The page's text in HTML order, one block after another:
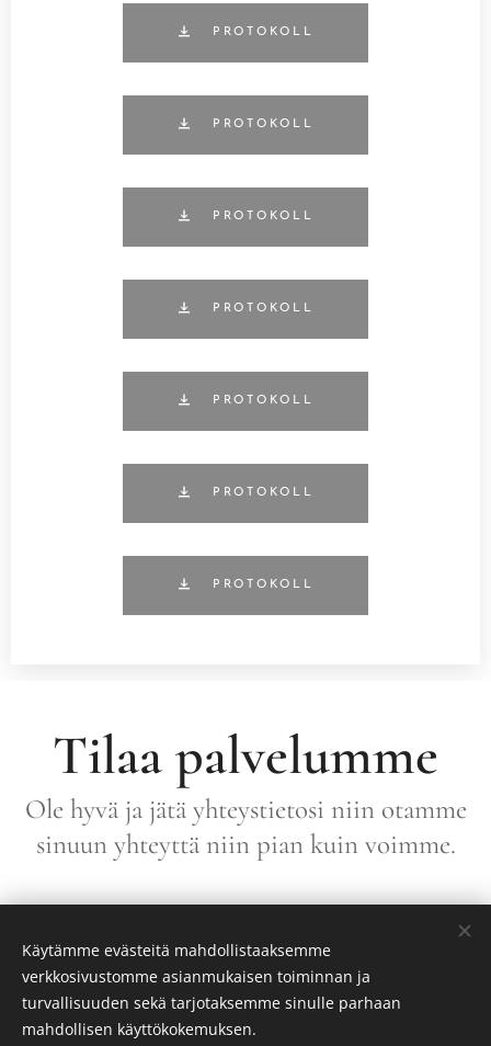
PROTOKOLL
PROTOKOLL
PROTOKOLL
PROTOKOLL
PROTOKOLL
PROTOKOLL
PROTOKOLL
Tilaa palvelumme
Ole hyvä ja jätä yhteystietosi niin otamme
sinuun yhteyttä niin pian kuin voimme.
Ta kontakt med oss: konsensus.styrelse@gmail.com
Käytämme evästeitä mahdollistaaksemme
verkkosivustomme asianmukaisen toiminnan ja
turvallisuuden sekä tarjotaksemme sinulle parhaan
mahdollisen käyttökokemuksen.